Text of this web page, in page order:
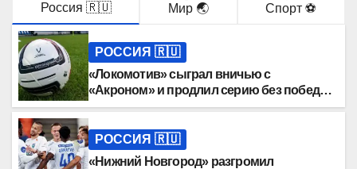
Россия 🇷🇺 Мир 🌏 Спорт ⚽️
РОССИЯ 🇷🇺
«Локомотив» сыграл вничью с
«Акроном» и продлил серию без побед
на старте РПЛ
РОССИЯ 🇷🇺
«Нижний Новгород» разгромил